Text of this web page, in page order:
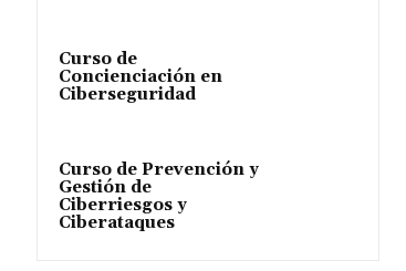
Curso de
Concienciación en
Ciberseguridad
Curso de Prevención y
Gestión de
Ciberriesgos y
Ciberataques